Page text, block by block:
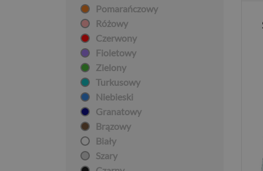
Pomarańczowy
Różowy
Czerwony
Fioletowy
Zielony
Turkusowy
Niebieski
Granatowy
Brązowy
Biały
Szary